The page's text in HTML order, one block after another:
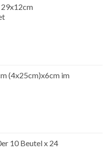
(4x25cm)x6cm im
10 Beutel x 24